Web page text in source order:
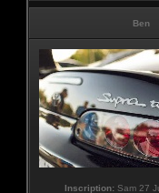
Ben
Inscription:Sam 27